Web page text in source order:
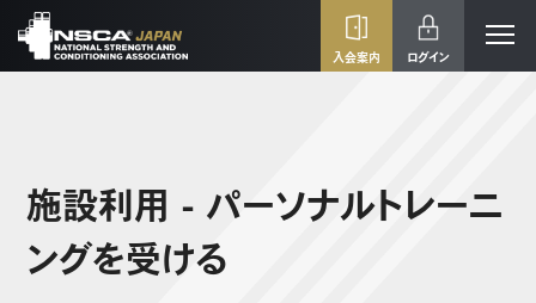
入会案内 ログイン
施設利用 - パーソナルトレーニ
ングを受ける